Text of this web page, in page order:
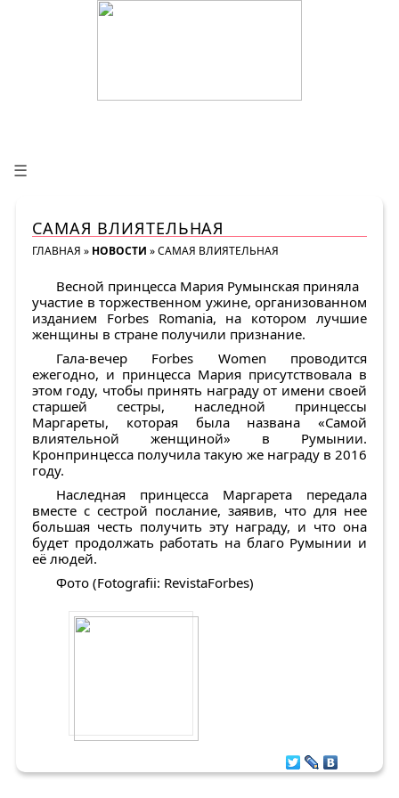
☰
САМАЯ ВЛИЯТЕЛЬНАЯ
ГЛАВНАЯ » НОВОСТИ »САМАЯ ВЛИЯТЕЛЬНАЯ
Весной принцесса Мария Румынская приняла
участие в торжественном ужине, организованном
изданием Forbes Romania, на котором лучшие
женщины в стране получили признание.
Гала-вечер Forbes Women проводится
ежегодно, и принцесса Мария присутствовала в
этом году, чтобы принять награду от имени своей
старшей сестры, наследной принцессы
Маргареты, которая была названа «Самой
влиятельной женщиной» в Румынии.
Кронпринцесса получила такую же награду в 2016
году.
Наследная принцесса Маргарета передала
вместе с сестрой послание, заявив, что для нее
большая честь получить эту награду, и что она
будет продолжать работать на благо Румынии и
её людей.
Фото (Fotografii: RevistaForbes)